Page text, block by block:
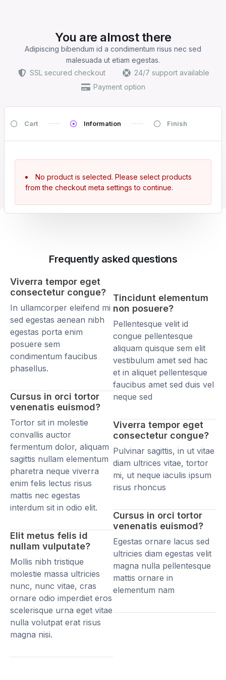
You are almost there
Adipiscing bibendum id a condimentum risus nec sed
malesuada ut etiam egestas.
SSL secured checkout
24/7 support available
Payment option
Cart Information Finish
No product is selected. Please select products
from the checkout meta settings to continue.
Frequently asked questions
Viverra tempor eget
consectetur congue?
In ullamcorper eleifend mi
sed egestas aenean nibh
egestas porta enim
posuere sem
condimentum faucibus
phasellus.
Cursus in orci tortor
venenatis euismod?
Tortor sit in molestie
convallis auctor
fermentum dolor, aliquam
sagittis nullam elementum
pharetra neque viverra
enim felis lectus risus
mattis nec egestas
interdum sit in odio elit.
Elit metus felis id
nullam vulputate?
Mollis nibh tristique
molestie massa ultricies
nunc, nunc vitae, cras
ornare odio imperdiet eros
scelerisque urna eget vitae
nulla volutpat erat risus
magna nisi.
Tincidunt elementum
non posuere?
Pellentesque velit id
congue pellentesque
aliquam quisque sem elit
vestibulum amet sed hac
et in aliquet pellentesque
faucibus amet sed duis vel
neque sed
Viverra tempor eget
consectetur congue?
Pulvinar sagittis, in ut vitae
diam ultrices vitae, tortor
mi, ut neque iaculis ipsum
risus rhoncus
Cursus in orci tortor
venenatis euismod?
Egestas ornare lacus sed
ultricies diam egestas velit
magna nulla pellentesque
mattis ornare in
elementum nam